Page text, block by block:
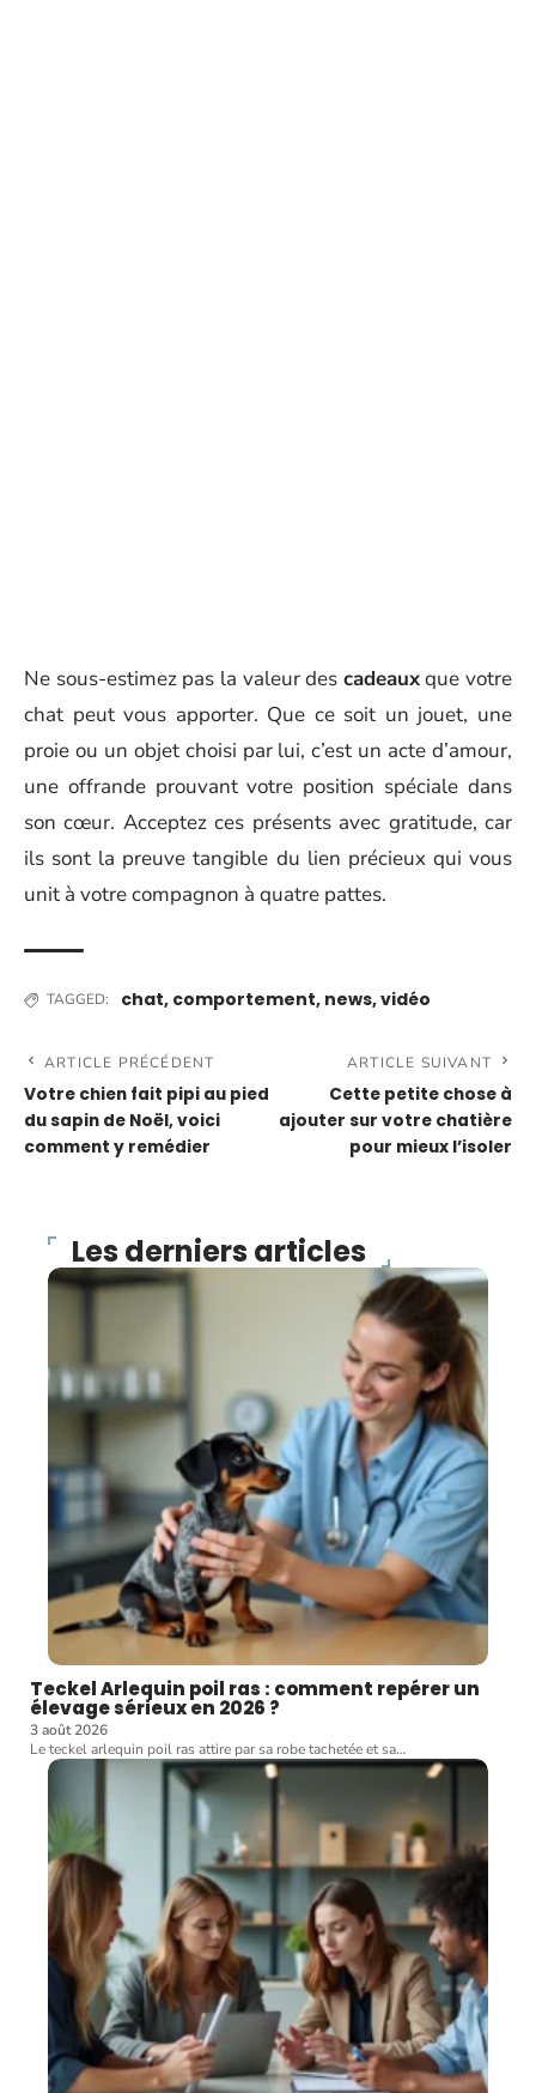
Ne sous-estimez pas la valeur des cadeauxque votre
chat peut vous apporter. Que ce soit un jouet, une
proie ou un objet choisi par lui, c’est un acte d’amour,
une offrande prouvant votre position spéciale dans
son cœur. Acceptez ces présents avec gratitude, car
ils sont la preuve tangible du lien précieux qui vous
unit à votre compagnon à quatre pattes.
TAGGED: chat, comportement, news,vidéo
ARTICLE PRÉCÉDENT
Votre chien fait pipi au pied
du sapin de Noël, voici
comment y remédier
ARTICLE SUIVANT
Cette petite chose à
ajouter sur votre chatière
pour mieux l’isoler
Les derniers articles
Teckel Arlequin poil ras : comment repérer un
élevage sérieux en 2026 ?
3 août 2026
Le teckel arlequin poil ras attire par sa robe tachetée et sa…